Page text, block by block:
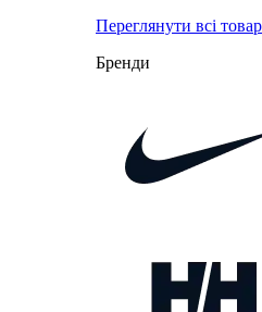
Переглянути всі
Бренди